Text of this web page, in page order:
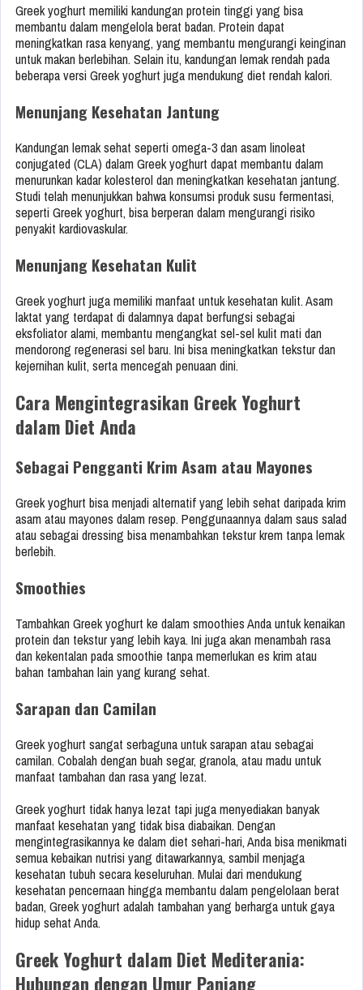
Greek yoghurt memiliki kandungan protein tinggi yang bisa
membantu dalam mengelola berat badan. Protein dapat
meningkatkan rasa kenyang, yang membantu mengurangi keinginan
untuk makan berlebihan. Selain itu, kandungan lemak rendah pada
beberapa versi Greek yoghurt juga mendukung diet rendah kalori.
Menunjang Kesehatan Jantung
Kandungan lemak sehat seperti omega-3 dan asam linoleat
conjugated (CLA) dalam Greek yoghurt dapat membantu dalam
menurunkan kadar kolesterol dan meningkatkan kesehatan jantung.
Studi telah menunjukkan bahwa konsumsi produk susu fermentasi,
seperti Greek yoghurt, bisa berperan dalam mengurangi risiko
penyakit kardiovaskular.
Menunjang Kesehatan Kulit
Greek yoghurt juga memiliki manfaat untuk kesehatan kulit. Asam
laktat yang terdapat di dalamnya dapat berfungsi sebagai
eksfoliator alami, membantu mengangkat sel-sel kulit mati dan
mendorong regenerasi sel baru. Ini bisa meningkatkan tekstur dan
kejernihan kulit, serta mencegah penuaan dini.
Cara Mengintegrasikan Greek Yoghurt
dalam Diet Anda
Sebagai Pengganti Krim Asam atau Mayones
Greek yoghurt bisa menjadi alternatif yang lebih sehat daripada krim
asam atau mayones dalam resep. Penggunaannya dalam saus salad
atau sebagai dressing bisa menambahkan tekstur krem tanpa lemak
berlebih.
Smoothies
Tambahkan Greek yoghurt ke dalam smoothies Anda untuk kenaikan
protein dan tekstur yang lebih kaya. Ini juga akan menambah rasa
dan kekentalan pada smoothie tanpa memerlukan es krim atau
bahan tambahan lain yang kurang sehat.
Sarapan dan Camilan
Greek yoghurt sangat serbaguna untuk sarapan atau sebagai
camilan. Cobalah dengan buah segar, granola, atau madu untuk
manfaat tambahan dan rasa yang lezat.
Greek yoghurt tidak hanya lezat tapi juga menyediakan banyak
manfaat kesehatan yang tidak bisa diabaikan. Dengan
mengintegrasikannya ke dalam diet sehari-hari, Anda bisa menikmati
semua kebaikan nutrisi yang ditawarkannya, sambil menjaga
kesehatan tubuh secara keseluruhan. Mulai dari mendukung
kesehatan pencernaan hingga membantu dalam pengelolaan berat
badan, Greek yoghurt adalah tambahan yang berharga untuk gaya
hidup sehat Anda.
Greek Yoghurt dalam Diet Mediterania:
Hubungan dengan Umur Panjang